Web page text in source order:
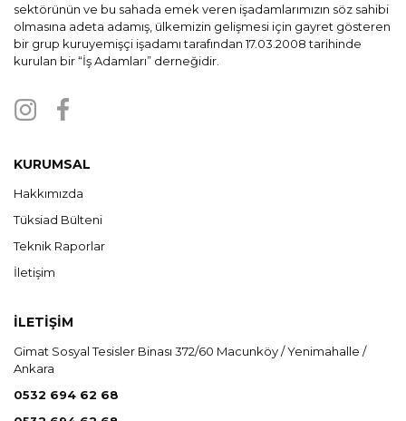
sektörünün ve bu sahada emek veren işadamlarımızın söz sahibi
olmasına adeta adamış, ülkemizin gelişmesi için gayret gösteren
bir grup kuruyemişçi işadamı tarafından 17.03.2008 tarihinde
kurulan bir “İş Adamları” derneğidir.
KURUMSAL
Hakkımızda
Tüksiad Bülteni
Teknik Raporlar
İletişim
İLETİŞİM
Gimat Sosyal Tesisler Binası 372/60 Macunköy / Yenimahalle /
Ankara
0532 694 62 68